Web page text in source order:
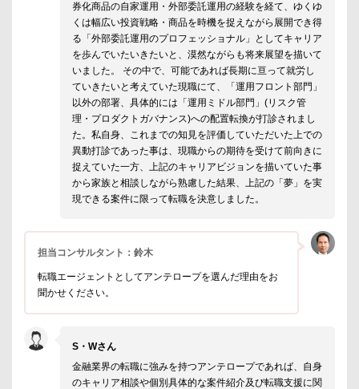
券化商品の自家運用・外部委託運用の経験を経て、ゆくゆ
くは幅広い投資戦略・商品を時機を捉えながら展開でき得
る「外部委託運用のプロフェッショナル」としてキャリア
を歩んでいたいきたいと、漠然ながらも将来展望を描いて
いました。 その中で、可能であれば長期に亘って就労し
ていきたいと考えていた現職にて、「運用フロント部門」
以外の部署、具体的には「運用ミドル部門」(リスク管
理・プロダクトガバナンス)への配置転換が打診されまし
た。私自身、これまでの知見を評価していただいた上での
異動打診であった事は、現職からの期待を受けて前向きに
捉えていた一方、上記のキャリアビジョンを描いていた事
から家族と相談しながら熟慮した結果、上記の「夢」を実
現できる案件に限って転職を決意しました。
担当コンサルタント：鈴木
転職エージェントとしてアンテロープを選んだ理由をお
聞かせください。
S・Wさん
金融業界の転職に強みを持つアンテロープであれば、自身
のキャリア相談や個別具体的な案件紹介及び転職支援に関